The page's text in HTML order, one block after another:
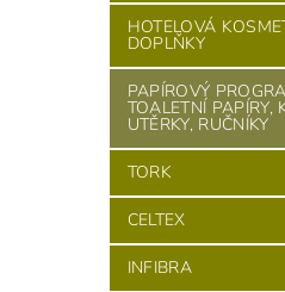
HOTELOVÁ
DOPLŇKY
PAPÍROVÝ
TOALETNÍ PAPÍRY,
UTĚRKY, RUČNÍKY
TORK
CELTEX
INFIBRA